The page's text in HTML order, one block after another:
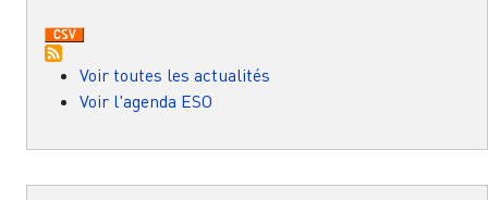
Voir toutes les actualités
Voir l'agenda ESO